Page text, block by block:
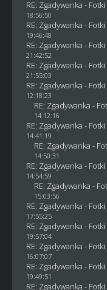
RE: Zgadywanka -
18:56:50
RE: Zgadywanka -
19:46:48
RE: Zgadywanka -
21:42:52
RE: Zgadywanka -
21:55:03
RE: Zgadywanka -
12:18:23
RE: Zgadywanka -
14:12:16
RE: Zgadywanka -
14:41:19
RE: Zgadywanka -
14:50:31
RE: Zgadywanka -
14:54:59
RE: Zgadywanka -
15:03:56
RE: Zgadywanka -
17:55:25
RE: Zgadywanka -
19:57:04
RE: Zgadywanka -
16:07:07
RE: Zgadywanka -
19:49:51
RE: Zgadywanka -